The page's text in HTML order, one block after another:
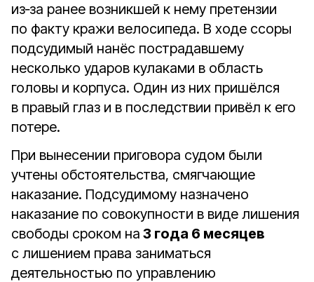
из‑за ранее возникшей к нему претензии
по факту кражи велосипеда. В ходе ссоры
подсудимый нанёс пострадавшему
несколько ударов кулаками в область
головы и корпуса. Один из них пришёлся
в правый глаз и в последствии привёл к его
потере.
При вынесении приговора судом были
учтены обстоятельства, смягчающие
наказание. Подсудимому назначено
наказание по совокупности в виде лишения
свободы сроком на 3 года 6 месяцев
с лишением права заниматься
деятельностью по управлению